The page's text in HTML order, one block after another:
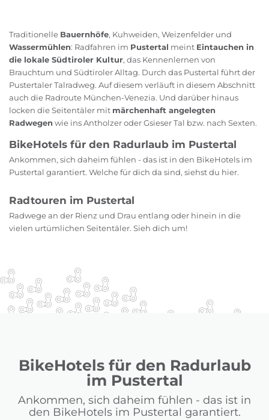
Traditionelle Bauernhöfe, Kuhweiden, Weizenfelder und
Wassermühlen: Radfahren im Pustertal meint Eintauchen in
die lokale Südtiroler Kultur, das Kennenlernen von
Brauchtum und Südtiroler Alltag. Durch das Pustertal führt der
Pustertaler Talradweg. Auf diesem verläuft in diesem Abschnitt
auch die Radroute München-Venezia. Und darüber hinaus
locken die Seitentäler mit märchenhaft angelegten
Radwegen wie ins Antholzer oder Gsieser Tal bzw. nach Sexten.
BikeHotels für den Radurlaub im Pustertal
Ankommen, sich daheim fühlen - das ist in den BikeHotels im
Pustertal garantiert. Welche für dich da sind, siehst du hier.
Radtouren im Pustertal
Radwege an der Rienz und Drau entlang oder hinein in die
vielen urtümlichen Seitentäler. Sieh dich um!
BikeHotels für den Radurlaub
im Pustertal
Ankommen, sich daheim fühlen - das ist in
den BikeHotels im Pustertal garantiert.